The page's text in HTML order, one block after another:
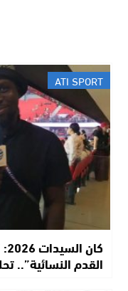
ATI SPORT
القدم النسائية”..